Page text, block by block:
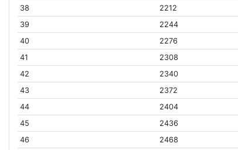
38
2212
39
2244
40
2276
41
2308
42
2340
43
2372
44
2404
45
2436
46
2468